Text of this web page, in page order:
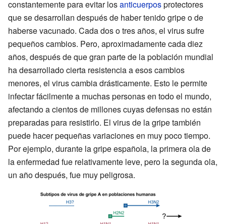
constantemente para evitar losanticuerposprotectores
que se desarrollan después de haber tenido gripe o de
haberse vacunado. Cada dos o tres años, el virus sufre
pequeños cambios. Pero, aproximadamente cada diez
años, después de que gran parte de la población mundial
ha desarrollado cierta resistencia a esos cambios
menores, el virus cambia drásticamente. Esto le permite
infectar fácilmente a muchas personas en todo el mundo,
afectando a cientos de millones cuyas defensas no están
preparadas para resistirlo. El virus de la gripe también
puede hacer pequeñas variaciones en muy poco tiempo.
Por ejemplo, durante la gripe española, la primera ola de
la enfermedad fue relativamente leve, pero la segunda ola,
un año después, fue muy peligrosa.